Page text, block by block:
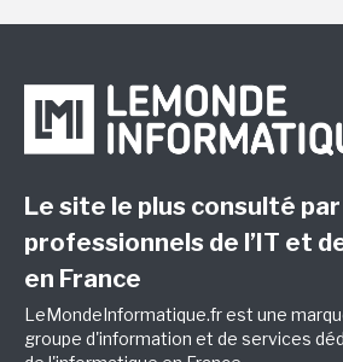
Le site le plus consulté
professionnels de l’IT et
en France
LeMondeInformatique.fr est une
groupe d'information et de services